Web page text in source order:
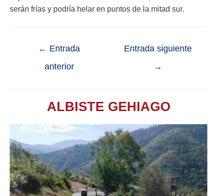
serán frías y podría helar en puntos de la mitad sur.
← Entrada
anterior
Entrada siguiente
→
ALBISTE GEHIAGO